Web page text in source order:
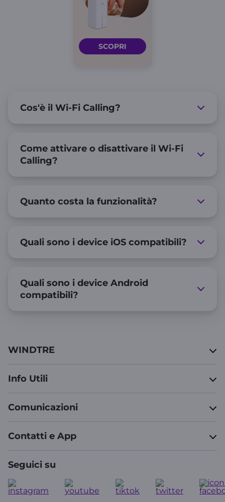
SCOPRI
Cos'è il Wi-Fi Calling?
Come attivare o disattivare il Wi-Fi
Calling?
Quanto costa la funzionalità?
Quali sono i device iOS compatibili?
Quali sono i device Android
compatibili?
WINDTRE
Info Utili
Comunicazioni
Contatti e App
Seguici su